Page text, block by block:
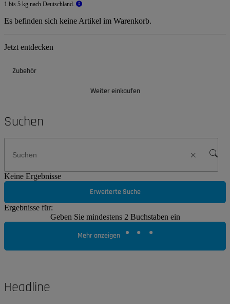
1 bis 5 kg nach Deutschland.
Es befinden sich keine Artikel im Warenkorb.
Jetzt entdecken
Zubehör
Weiter einkaufen
Suchen
Keine Ergebnisse
Erweiterte Suche
Ergebnisse für:
Geben Sie mindestens 2 Buchstaben ein
Mehr anzeigen
Headline